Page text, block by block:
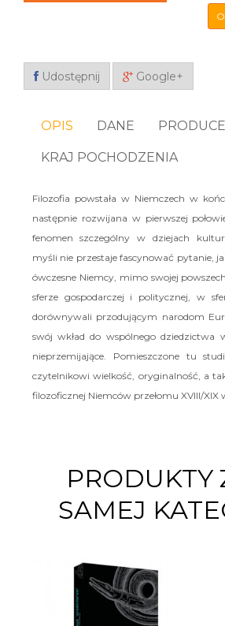
Udostępnij Google+
OPIS DANE
KRAJ POCHODZENIA
Filozofia powstała w Niemczech w
następnie rozwijana w pierwszej
fenomen szczególny w dziejach
myśli nie przestaje fascynować pytanie,
ówczesne Niemcy, mimo swojej
sferze gospodarczej i politycznej, w
dorównywali przodującym narodom
swój wkład do wspólnego dziedzictwa
nieprzemijające. Pomieszczone tu
czytelnikowi wielkość, oryginalność, a
filozoficznej Niemców przełomu XVIII/XIX
PRODUKTY
SAMEJ